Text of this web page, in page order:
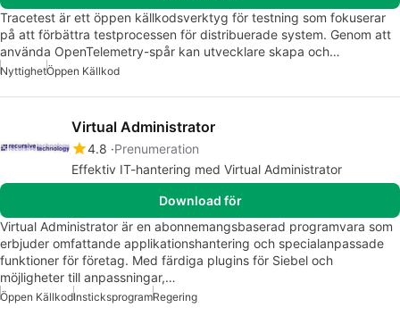
Tracetest är ett öppen källkodsverktyg för testning som fokuserar
på att förbättra testprocessen för distribuerade system. Genom att
använda OpenTelemetry-spår kan utvecklare skapa och…
NyttighetÖppen Källkod
Virtual Administrator
4.8 Prenumeration
Effektiv IT-hantering med Virtual Administrator
Download för
Virtual Administrator är en abonnemangsbaserad programvara som
erbjuder omfattande applikationshantering och specialanpassade
funktioner för företag. Med färdiga plugins för Siebel och
möjligheter till anpassningar,…
Öppen KällkodInsticksprogramRegering